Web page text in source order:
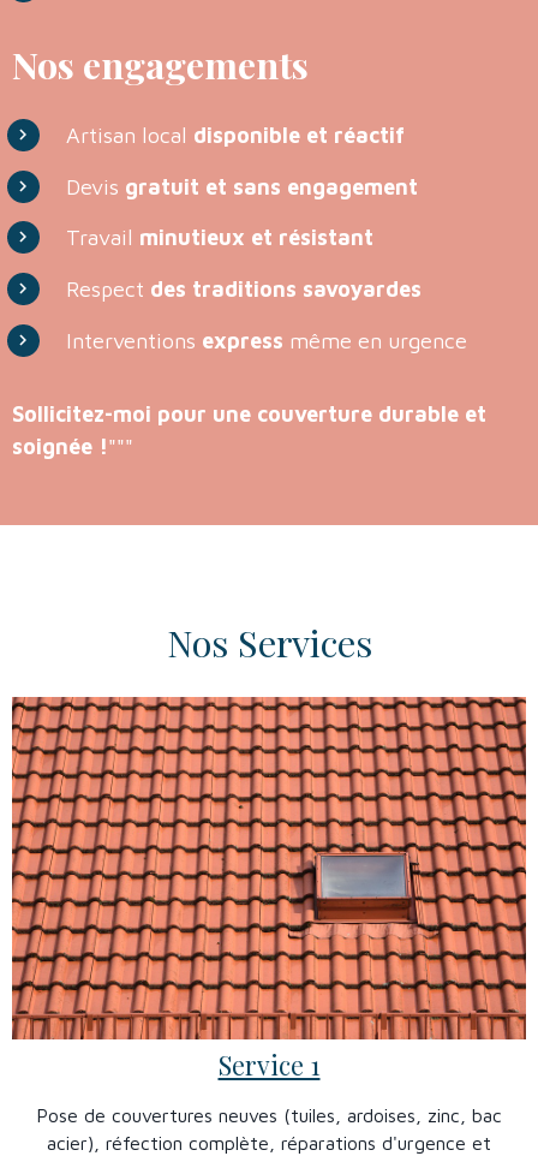
Nos engagements
Artisan local disponible et réactif
Devis gratuit et sans engagement
Travail minutieux et résistant
Respect des traditions savoyardes
Interventions express même en urgence
Sollicitez-moi pour une couverture durable et
soignée !"""
Nos Services
Service 1
Pose de couvertures neuves (tuiles, ardoises, zinc, bac
acier), réfection complète, réparations d'urgence et